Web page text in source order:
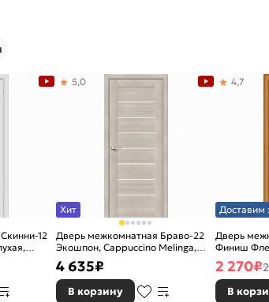
12
Хит
Дверь межкомнатная Браво-22
Экошпон, Cappuccino Melinga,
остекленная, magic fog, царговая
5,0
4 635₽
В корзину
Доставим
Дверь
Финиш
Л-12
каркасно-
4,7
2 270₽
В